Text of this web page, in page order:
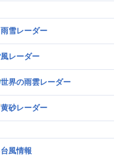
雨雪レーダー
風レーダー
世界の雨雲レーダー
黄砂レーダー
台風情報